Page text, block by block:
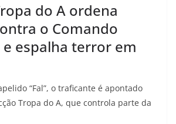
do A ordena
o Comando
espalha terror em
“Fal”, o traficante é apontado
Tropa do A, que controla parte da